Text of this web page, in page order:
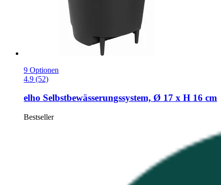
9 Optionen
4.9 (52)
elho Selbstbewässerungssystem, Ø 17 x H 16 cm
Bestseller